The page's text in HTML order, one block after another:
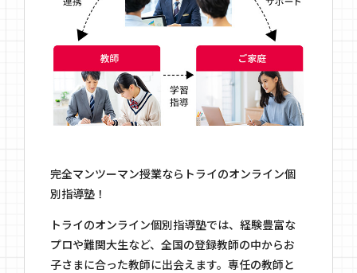
完全マンツーマン授業ならトライのオンライン個
別指導塾！
トライのオンライン個別指導塾では、経験豊富な
プロや難関大生など、全国の登録教師の中からお
子さまに合った教師に出会えます。専任の教師と